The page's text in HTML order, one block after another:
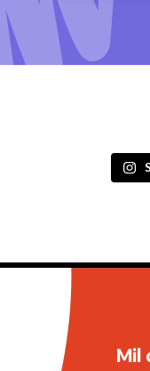
Mil